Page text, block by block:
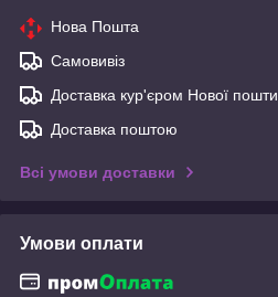
Нова Пошта
Самовивіз
Доставка кур'єром Нової пошти
Доставка поштою
Всі умови доставки
Умови оплати